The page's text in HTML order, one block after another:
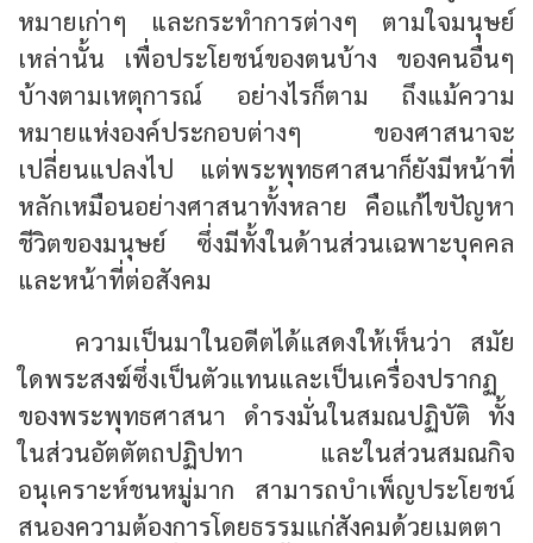
หมายเก่าๆ และกระทำการต่างๆ ตามใจมนุษย์
เหล่านั้น เพื่อประโยชน์ของตนบ้าง ของคนอื่นๆ
บ้างตามเหตุการณ์ อย่างไรก็ตาม ถึงแม้ความ
หมายแห่งองค์ประกอบต่างๆ ของศาสนาจะ
เปลี่ยนแปลงไป แต่พระพุทธศาสนาก็ยังมีหน้าที่
หลักเหมือนอย่างศาสนาทั้งหลาย คือแก้ไขปัญหา
ชีวิตของมนุษย์ ซึ่งมีทั้งในด้านส่วนเฉพาะบุคคล
และหน้าที่ต่อสังคม
ความเป็นมาในอดีตได้แสดงให้เห็นว่า สมัย
ใดพระสงฆ์ซึ่งเป็นตัวแทนและเป็นเครื่องปรากฏ
ของพระพุทธศาสนา ดำรงมั่นในสมณปฏิบัติ ทั้ง
ในส่วนอัตตัตถปฏิปทา และในส่วนสมณกิจ
อนุเคราะห์ชนหมู่มาก สามารถบำเพ็ญประโยชน์
สนองความต้องการโดยธรรมแก่สังคมด้วยเมตตา